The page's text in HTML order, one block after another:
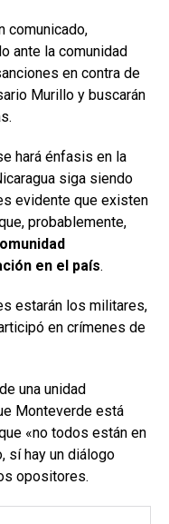
comunicado,
ante la comunidad
en contra de
Murillo y buscarán
hará énfasis en la
siga siendo
evidente que existen
probablemente,
en el país.
estarán los militares,
en crímenes de
una unidad
Monteverde está
«no todos están en
sí hay un diálogo
opositores.